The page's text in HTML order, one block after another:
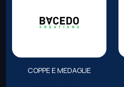
COPPE E MEDAGLIE